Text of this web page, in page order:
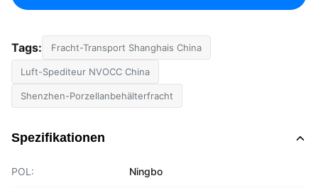
Tags: Fracht-Transport Shanghais China
Luft-Spediteur NVOCC China
Shenzhen-Porzellanbehälterfracht
Spezifikationen
POL: Ningbo